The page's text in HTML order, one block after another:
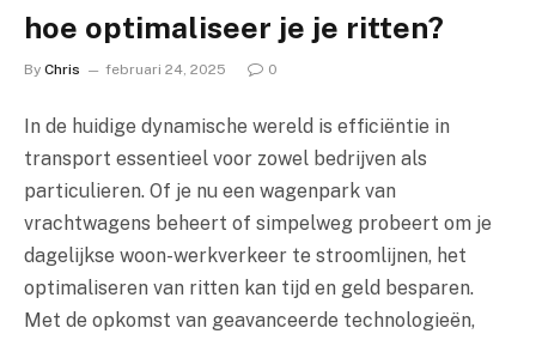
hoe optimaliseer je je ritten?
By Chris februari 24, 2025 0
In de huidige dynamische wereld is efficiëntie in
transport essentieel voor zowel bedrijven als
particulieren. Of je nu een wagenpark van
vrachtwagens beheert of simpelweg probeert om je
dagelijkse woon-werkverkeer te stroomlijnen, het
optimaliseren van ritten kan tijd en geld besparen.
Met de opkomst van geavanceerde technologieën,